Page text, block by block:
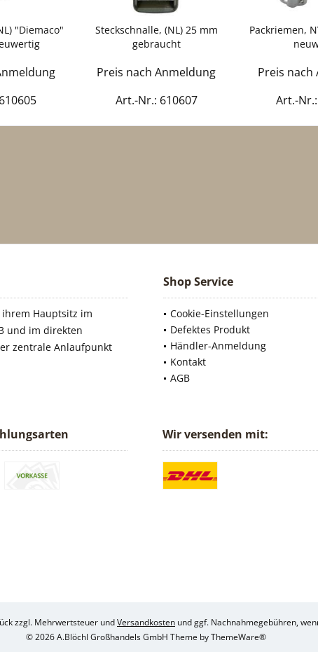
"Diemaco"
Steckschnalle, (NL) 25 mm
gebraucht
Preis nach Anmeldung
Art.-Nr.: 610607
Packriemen,
Preis nach
Art.-
ihrem Hauptsitz im
und im direkten
zentrale Anlaufpunkt
Shop Service
Cookie-Einstellungen
Defektes Produkt
Händler-Anmeldung
Kontakt
AGB
Wir versenden mit:
zzgl. Mehrwertsteuer undVersandkosten und ggf. Nachnahmegebühren,
© 2026 A.Blöchl Großhandels GmbH Theme byThemeWare®